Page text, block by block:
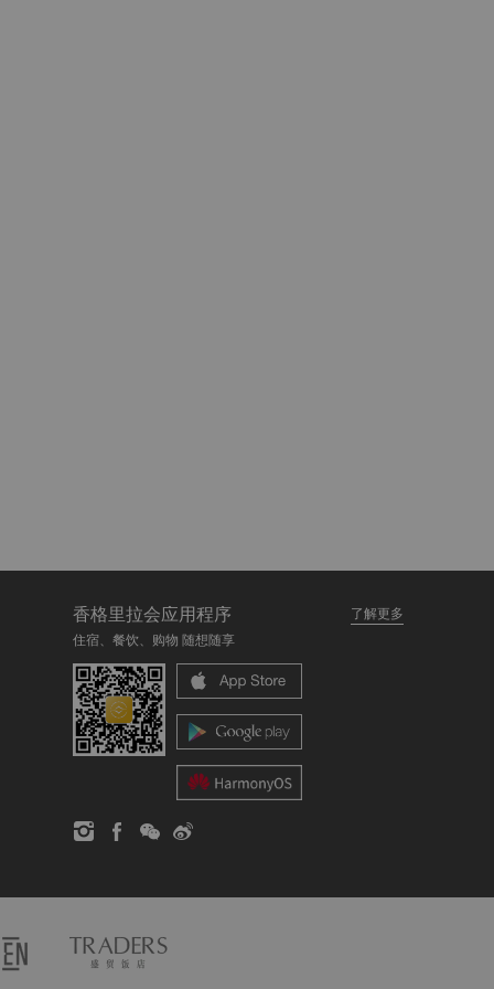
香格里拉会应用程序
了解更多
住宿、餐饮、购物 随想随享